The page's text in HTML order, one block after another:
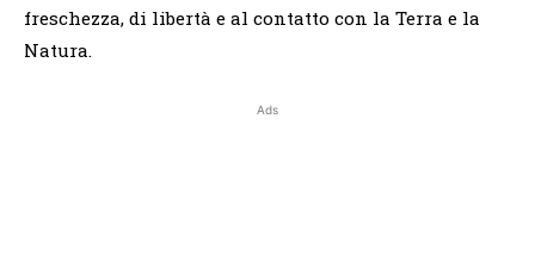
freschezza, di libertà e al contatto con la Terra e la
Natura.
Ads